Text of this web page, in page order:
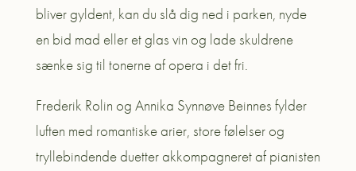
bliver gyldent, kan du slå dig ned i parken, nyde
en bid mad eller et glas vin og lade skuldrene
sænke sig til tonerne af opera i det fri.
Frederik Rolin og Annika Synnøve Beinnes fylder
luften med romantiske arier, store følelser og
tryllebindende duetter akkompagneret af pianisten